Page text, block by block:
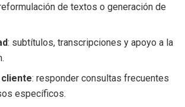
de textos o generación de
: subtítulos, transcripciones y apoyo a la
cliente: responder consultas frecuentes
específicos.